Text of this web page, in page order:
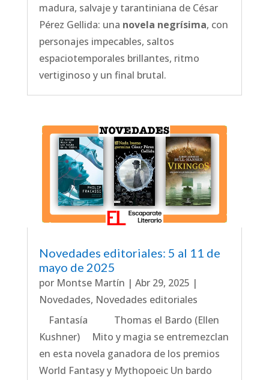
madura, salvaje y tarantiniana de César
Pérez Gellida: una novela negrísima, con
personajes impecables, saltos
espaciotemporales brillantes, ritmo
vertiginoso y un final brutal.
Novedades editoriales: 5 al 11 de
mayo de 2025
por Montse Martín | Abr 29, 2025 |
Novedades, Novedades editoriales
Fantasía Thomas el Bardo (Ellen
Kushner) Mito y magia se entremezclan
en esta novela ganadora de los premios
World Fantasy y Mythopoeic Un bardo